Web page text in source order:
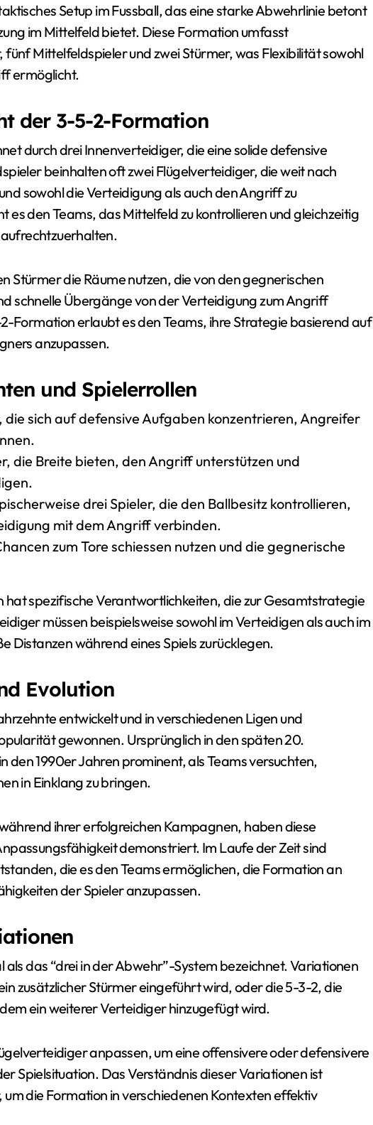
Setup im Fussball, das eine starke Abwehrlinie betont
im Mittelfeld bietet. Diese Formation umfasst
Mittelfeldspieler und zwei Stürmer, was Flexibilität sowohl
ermöglicht.
der 3-5-2-Formation
durch drei Innenverteidiger, die eine solide defensive
beinhalten oft zwei Flügelverteidiger, die weit nach
sowohl die Verteidigung als auch den Angriff zu
es den Teams, das Mittelfeld zu kontrollieren und gleichzeitig
Stürmer die Räume nutzen, die von den gegnerischen
schnelle Übergänge von der Verteidigung zum Angriff
Formation erlaubt es den Teams, ihre Strategie basierend auf
anzupassen.
und Spielerrollen
die sich auf defensive Aufgaben konzentrieren, Angreifer
die Breite bieten, den Angriff unterstützen und
drei Spieler, die den Ballbesitz kontrollieren,
mit dem Angriff verbinden.
zum Tore schiessen nutzen und die gegnerische
spezifische Verantwortlichkeiten, die zur Gesamtstrategie
müssen beispielsweise sowohl im Verteidigen als auch im
Distanzen während eines Spiels zurücklegen.
Evolution
entwickelt und in verschiedenen Ligen und
gewonnen. Ursprünglich in den späten 20.
den 1990er Jahren prominent, als Teams versuchten,
in Einklang zu bringen.
ihrer erfolgreichen Kampagnen, haben diese
demonstriert. Im Laufe der Zeit sind
die es den Teams ermöglichen, die Formation an
der Spieler anzupassen.
das “drei in der Abwehr”-System bezeichnet. Variationen
zusätzlicher Stürmer eingeführt wird, oder die 5-3-2, die
ein weiterer Verteidiger hinzugefügt wird.
anpassen, um eine offensivere oder defensivere
Spielsituation. Das Verständnis dieser Variationen ist
die Formation in verschiedenen Kontexten effektiv